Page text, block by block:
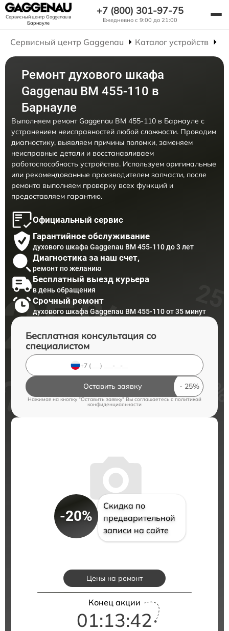
Сервисный центр Gaggenauв
Барнауле
+7 (800) 301-97-75
Ежедневно с 9:00 до 21:00
Сервисный центр Gaggenau Каталог устройств
Ремонт духового шкафа
Gaggenau BM 455-110 в
Барнауле
Выполняем ремонт Gaggenau BM 455-110 в Барнауле с
устранением неисправностей любой сложности. Проводим
диагностику, выявляем причины поломки, заменяем
неисправные детали и восстанавливаем
работоспособность устройства. Используем оригинальные
или рекомендованные производителем запчасти, после
ремонта выполняем проверку всех функций и
предоставляем гарантию.
Официальный сервис
Гарантийное обслуживание
духового шкафа Gaggenau BM 455-110 до 3 лет
Диагностика за наш счет,
ремонт по желанию
Бесплатный выезд курьера
в день обращения
Срочный ремонт
духового шкафа Gaggenau BM 455-110 от 35 минут
Бесплатная консультация со
специалистом
Оставить заявку
Нажимая на кнопку "Оставить заявку" Вы соглашаетесь c политикой
конфиденциальности
-20%
Скидка по
предварительной
записи на сайте
Цены на ремонт
Конец акции
01:13:41